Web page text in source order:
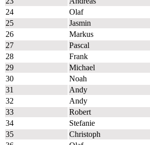
24
Olaf
25
Jasmin
26
Markus
27
Pascal
28
Frank
29
Michael
30
Noah
31
Andy
32
Andy
33
Robert
34
Stefanie
35
Christoph